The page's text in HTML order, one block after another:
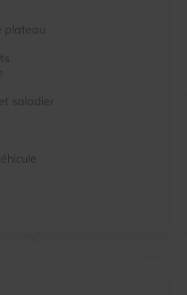
plateau
saladier